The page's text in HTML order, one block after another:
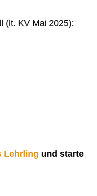
(lt. KV Mai 2025):
Lehrling und starte